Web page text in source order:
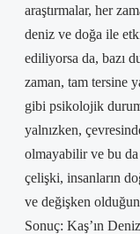
araştırmalar, her
deniz ve doğa ile
ediliyorsa da, bazı
zaman, tam tersine
gibi psikolojik
yalnızken,
olmayabilir ve bu
çelişki, insanların
ve değişken
Sonuç: Kaş’ın